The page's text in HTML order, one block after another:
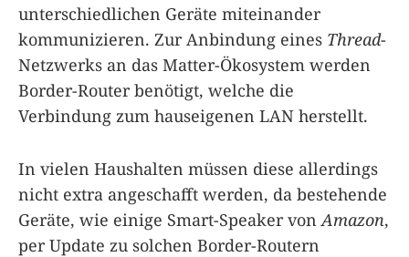
unterschiedlichen Geräte miteinander
kommunizieren. Zur Anbindung eines Thread-
Netzwerks an das Matter-Ökosystem werden
Border-Router benötigt, welche die
Verbindung zum hauseigenen LAN herstellt.
In vielen Haushalten müssen diese allerdings
nicht extra angeschafft werden, da bestehende
Geräte, wie einige Smart-Speaker von Amazon,
per Update zu solchen Border-Routern